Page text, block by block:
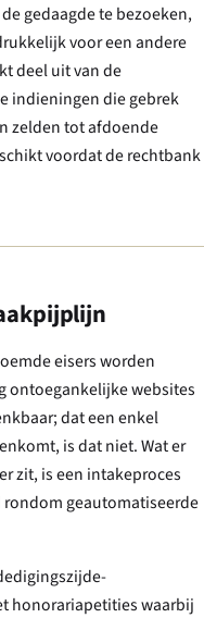
gedaagde te bezoeken,
voor een andere
deel uit van de
indieningen die gebrek
zelden tot afdoende
voordat de rechtbank
eisers worden
ontoegankelijke websites
dat een enkel
is dat niet. Wat er
zit, is een intakeproces
geautomatiseerde
honorariapetities waarbij